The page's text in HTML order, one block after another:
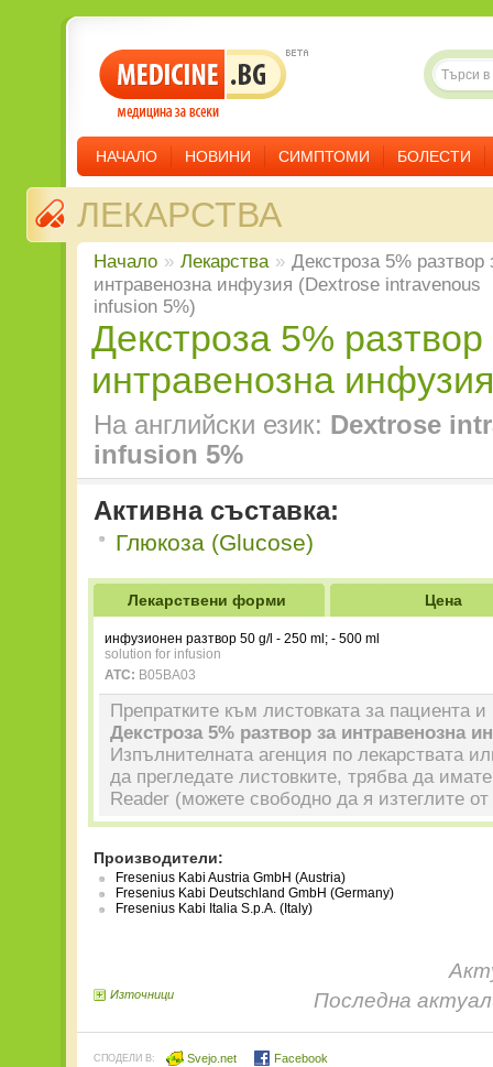
НАЧАЛО НОВИНИ СИМПТОМИ БОЛЕСТИ
ЛЕКАРСТВА
Начало » Лекарства » Декстроза 5% разтвор
интравенозна инфузия (Dextrose intravenous
infusion 5%)
Декстроза 5% разтвор за
интравенозна инфузия
На английски език: Dextrose
infusion 5%
Активна съставка:
Глюкоза (Glucose)
Лекарствени форми Цена
инфузионен разтвор 50 g/l - 250 ml; - 500 ml
solution for infusion
ATC: B05BA03
Препратките към листовката за пациента и
Декстроза 5% разтвор за интравенозна
Изпълнителната агенция по лекарствата
да прегледате листовките, трябва да
Reader (можете свободно да я изтеглите от
Производители:
Fresenius Kabi Austria GmbH (Austria)
Fresenius Kabi Deutschland GmbH (Germany)
Fresenius Kabi Italia S.p.А. (Italy)
Последна
Източници
СПОДЕЛИ В: Svejo.net Facebook